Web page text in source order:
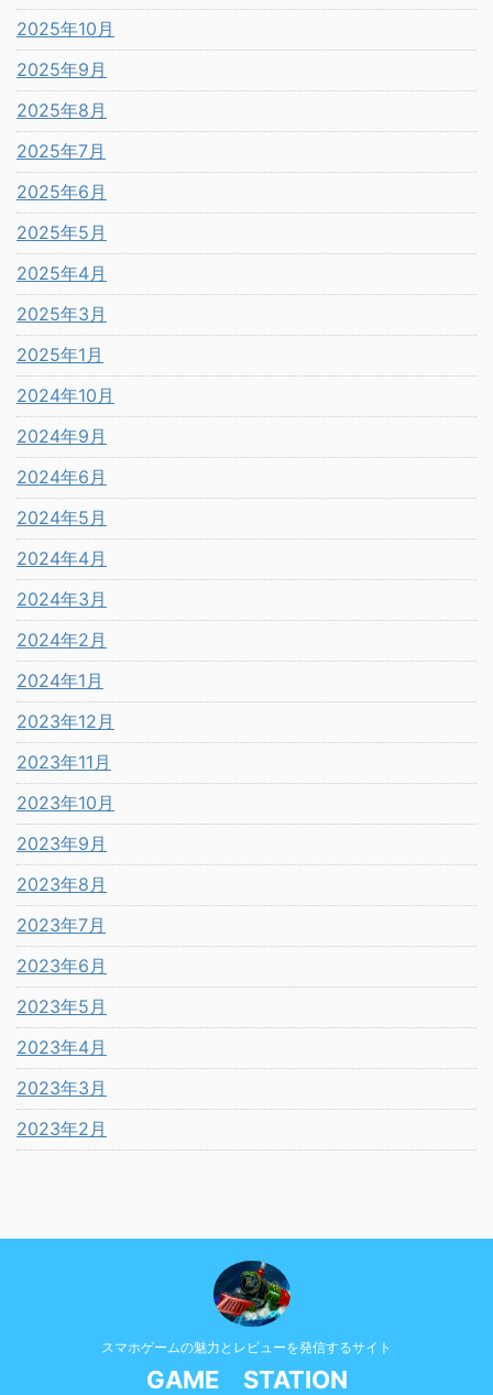
2025年10月
2025年9月
2025年8月
2025年7月
2025年6月
2025年5月
2025年4月
2025年3月
2025年1月
2024年10月
2024年9月
2024年6月
2024年5月
2024年4月
2024年3月
2024年2月
2024年1月
2023年12月
2023年11月
2023年10月
2023年9月
2023年8月
2023年7月
2023年6月
2023年5月
2023年4月
2023年3月
2023年2月
スマホゲームの魅力とレビューを発信するサイト
GAME STATION